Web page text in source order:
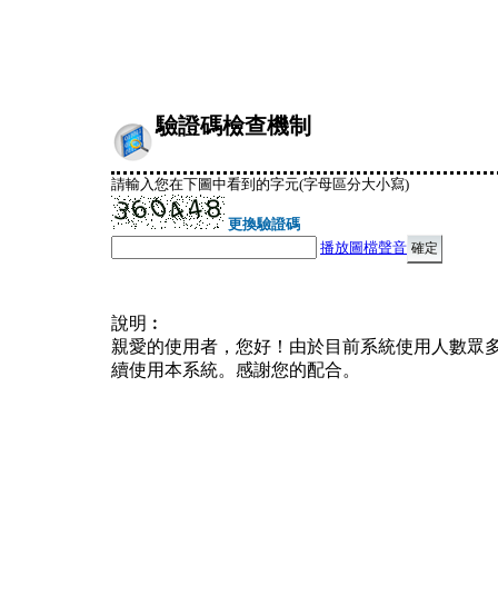
驗證碼檢查機制
請輸入您在下圖中看到的字元(字母區分大小寫)
更換驗證碼
播放圖檔聲音
說明︰
親愛的使用者，您好！由於目前系統使用人數眾
續使用本系統。感謝您的配合。